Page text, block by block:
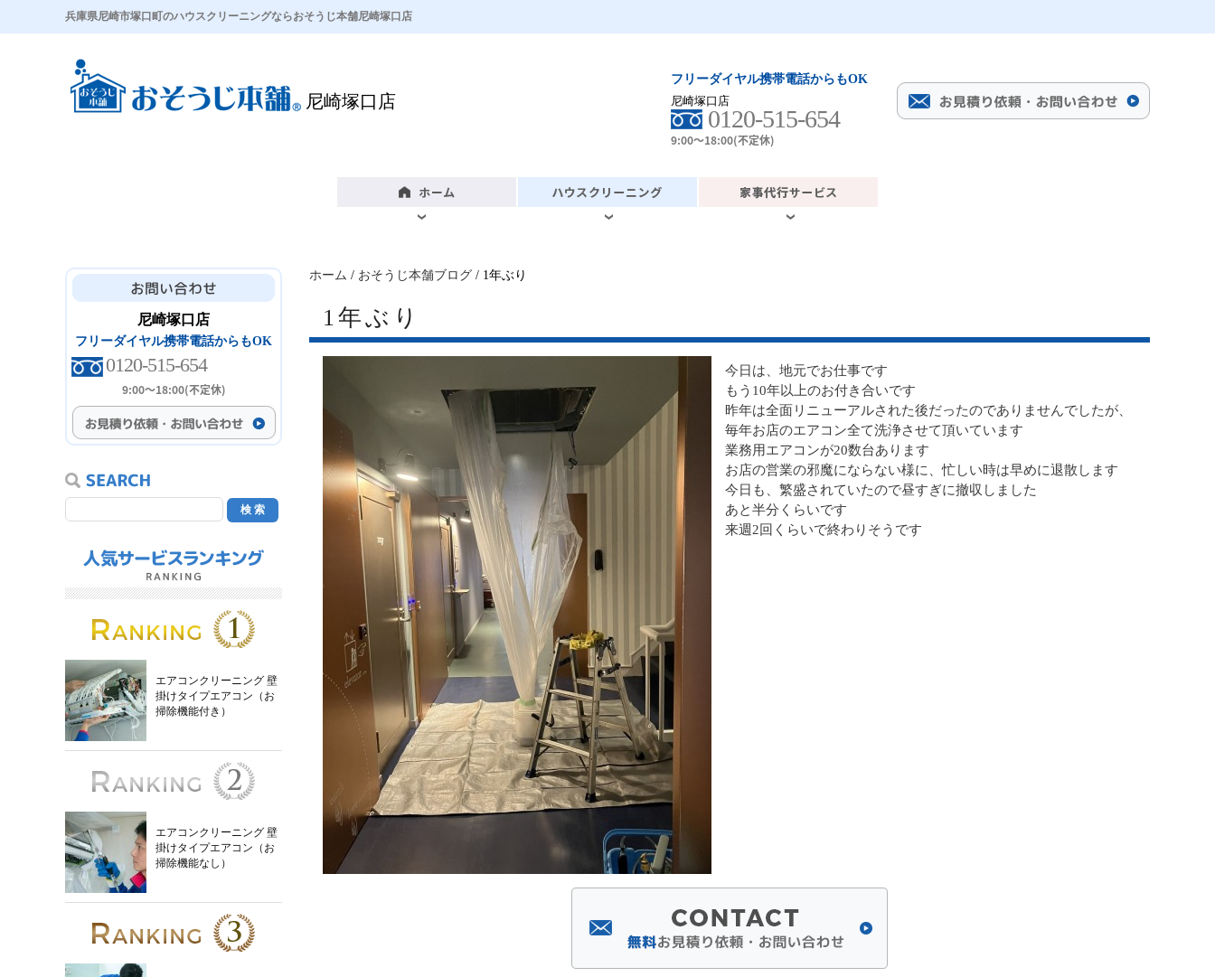
兵庫県尼崎市塚口町のハウスクリーニングならおそうじ本舗尼崎塚口店
尼崎塚口店
フリーダイヤル携帯電話からもOK
尼崎塚口店
0120-515-654
9:00～18:00(不定休)
ホーム / おそうじ本舗ブログ / 1年ぶり
1年ぶり
今日は、地元でお仕事です
もう10年以上のお付き合いです
昨年は全面リニューアルされた後だったのでありませんでしたが、
毎年お店のエアコン全て洗浄させて頂いています
業務用エアコンが20数台あります
お店の営業の邪魔にならない様に、忙しい時は早めに退散します
今日も、繁盛されていたので昼すぎに撤収しました
あと半分くらいです
来週2回くらいで終わりそうです
尼崎塚口店
フリーダイヤル携帯電話からもOK
0120-515-654
9:00～18:00(不定休)
エアコンクリーニング 壁
掛けタイプエアコン（お
掃除機能付き）
エアコンクリーニング 壁
掛けタイプエアコン（お
掃除機能なし）